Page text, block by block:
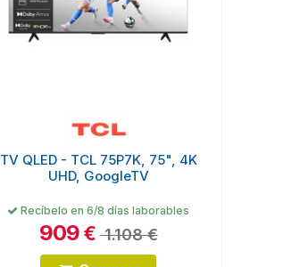
TV QLED - TCL 75P7K, 75", 4K
UHD, GoogleTV
Recíbelo en 6/8 días laborables
909 € 1.108 €